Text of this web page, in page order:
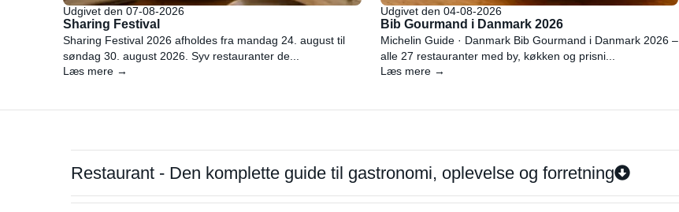
Udgivet den 07-08-2026
Sharing Festival
Sharing Festival 2026 afholdes fra mandag 24. august til
søndag 30. august 2026. Syv restauranter de...
Læs mere →
Udgivet den 04-08-2026
Bib Gourmand i Danmark 2026
Michelin Guide · Danmark Bib Gourmand i Danmark 2026 –
alle 27 restauranter med by, køkken og prisni...
Læs mere →
Restaurant - Den komplette guide til gastronomi, oplevelse og forretning